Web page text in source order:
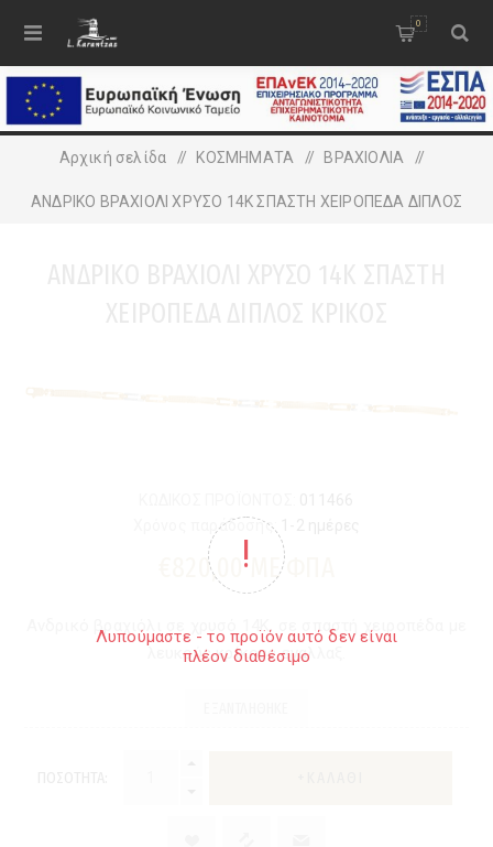
0
Αρχική σελίδα / ΚΟΣΜΗΜΑΤΑ / ΒΡΑΧΙΟΛΙA /
ΑΝΔΡΙΚΟ ΒΡΑΧΙΟΛΙ ΧΡΥΣΟ 14K ΣΠΑΣΤΗ ΧΕΙΡΟΠΕΔΑ ΔΙΠΛΟΣ
Λυπούμαστε - το προϊόν αυτό δεν είναι
πλέον διαθέσιμο
Χρόνος παράδοσης:
€820,00 ΜΕ ΦΠΑ
Ανδρικό βραχιόλι σε χρυσό 14Κ, σε σπαστή χειροπέδα με
λευκούς κρίκους εναλλαξ.